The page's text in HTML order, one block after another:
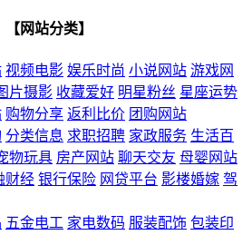
【网站分类】
视频电影 娱乐时尚 小说网站 游戏网
片摄影 收藏爱好 明星粉丝 星座运势
购物分享 返利比价 团购网站
分类信息 求职招聘 家政服务 生活百
物玩具 房产网站 聊天交友 母婴网站
财经 银行保险 网贷平台 影楼婚嫁 驾
五金电工 家电数码 服装配饰 包装印